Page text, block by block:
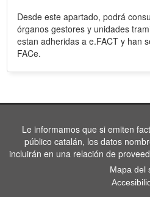
Desde este apartado, podrá
órganos gestores y unidades
estan adheridas a e.FACT y han
FACe.
Le informamos que si emiten
público catalán, los datos
incluirán en una relación de
Mapa del